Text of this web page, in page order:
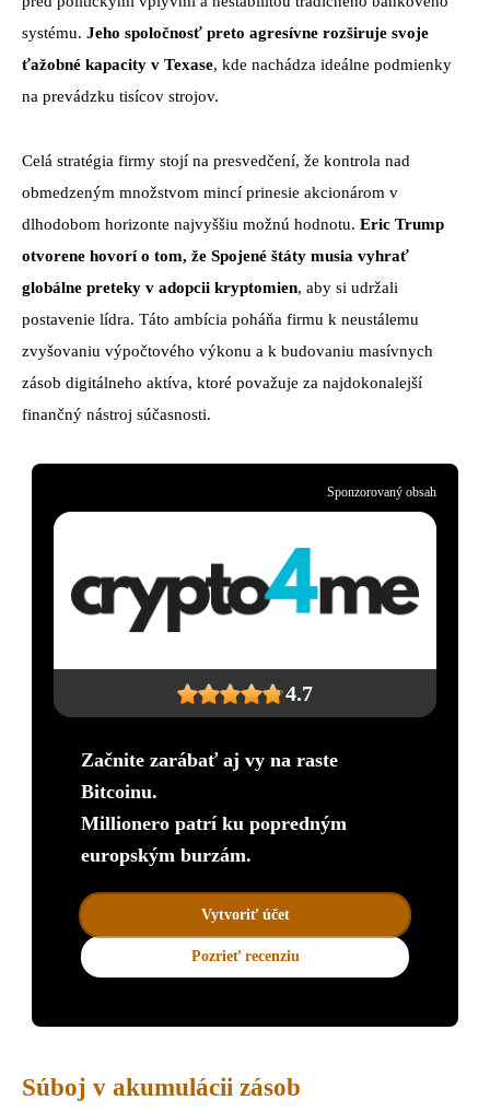
systému. Jeho spoločnosť preto agresívne rozširuje svoje
ťažobné kapacity v Texase, kde nachádza ideálne podmienky
na prevádzku tisícov strojov.
Celá stratégia firmy stojí na presvedčení, že kontrola nad
obmedzeným množstvom mincí prinesie akcionárom v
dlhodobom horizonte najvyššiu možnú hodnotu. Eric Trump
otvorene hovorí o tom, že Spojené štáty musia vyhrať
globálne preteky v adopcii kryptomien, aby si udržali
postavenie lídra. Táto ambícia poháňa firmu k neustálemu
zvyšovaniu výpočtového výkonu a k budovaniu masívnych
zásob digitálneho aktíva, ktoré považuje za najdokonalejší
finančný nástroj súčasnosti.
4.7
Začnite zarábať aj vy na raste
Bitcoinu.
Millionero patrí ku popredným
europským burzám.
Vytvoriť účet
Pozrieť recenziu
Sponzorovaný obsah
Súboj v akumulácii zásob